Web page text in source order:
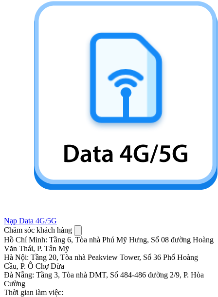
Nạp Data 4G/5G
Chăm sóc khách hàng
Hồ Chí Minh: Tầng 6, Tòa nhà Phú Mỹ Hưng, Số 08 đường Hoàng
Văn Thái, P. Tân Mỹ
Hà Nội: Tầng 20, Tòa nhà Peakview Tower, Số 36 Phố Hoàng
Cầu, P. Ô Chợ Dừa
Đà Nẵng: Tầng 3, Tòa nhà DMT, Số 484-486 đường 2/9, P. Hòa
Cường
Thời gian làm việc: